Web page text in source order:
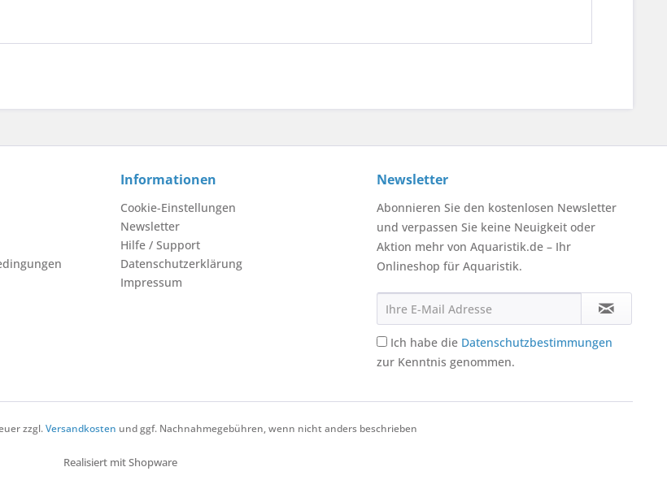
Informationen
Cookie-Einstellungen
Newsletter
Hilfe / Support
Datenschutzerklärung
Impressum
Newsletter
Abonnieren Sie den kostenlosen Newsletter
und verpassen Sie keine Neuigkeit oder
Aktion mehr von Aquaristik.de – Ihr
Onlineshop für Aquaristik.
Ich habe die Datenschutzbestimmungen
zur Kenntnis genommen.
zzgl.Versandkosten und ggf. Nachnahmegebühren, wenn nicht anders beschrieben
Realisiert mit Shopware